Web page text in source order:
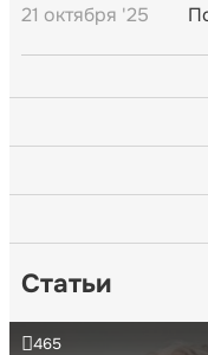
21 октября '25
Статьи
465